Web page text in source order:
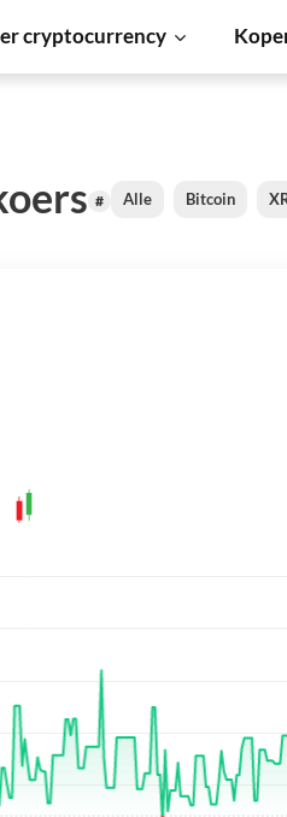
cryptocurrency
# Alle Bitcoin